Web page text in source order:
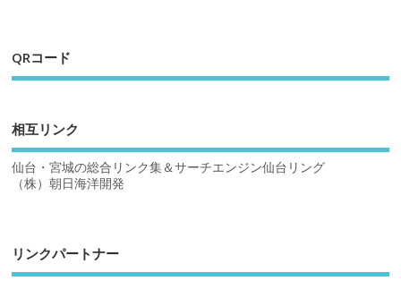
QRコード
相互リンク
仙台・宮城の総合リンク集＆サーチエンジン仙台リング
（株）朝日海洋開発
リンクパートナー